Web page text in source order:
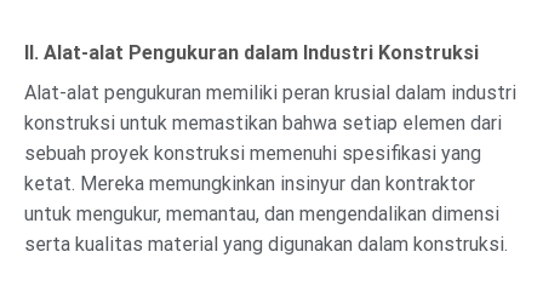
II. Alat-alat Pengukuran dalam Industri Konstruksi
Alat-alat pengukuran memiliki peran krusial dalam industri
konstruksi untuk memastikan bahwa setiap elemen dari
sebuah proyek konstruksi memenuhi spesifikasi yang
ketat. Mereka memungkinkan insinyur dan kontraktor
untuk mengukur, memantau, dan mengendalikan dimensi
serta kualitas material yang digunakan dalam konstruksi.